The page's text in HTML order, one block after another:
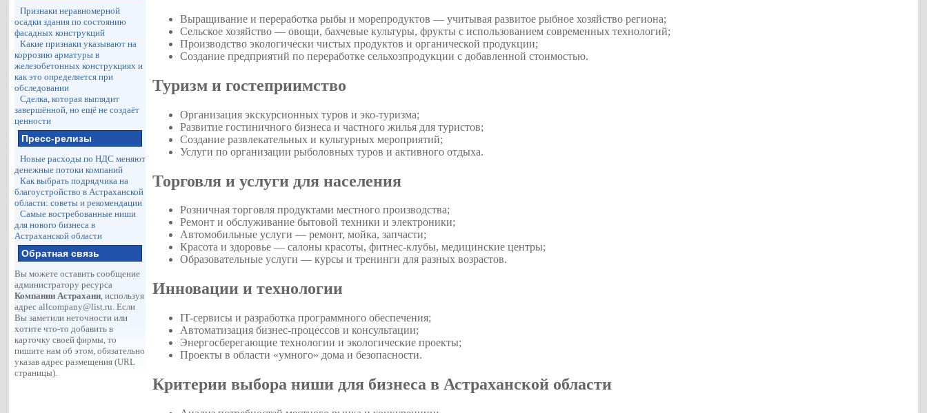
Признаки неравномерной
осадки здания по состоянию
фасадных конструкций
Какие признаки указывают на
коррозию арматуры в
железобетонных конструкциях и
как это определяется при
обследовании
Сделка, которая выглядит
завершённой, но ещё не создаёт
ценности
Пресс-релизы
Новые расходы по НДС меняют
денежные потоки компаний
Как выбрать подрядчика на
благоустройство в Астраханской
области: советы и рекомендации
Самые востребованные ниши
для нового бизнеса в
Астраханской области
Обратная связь
Вы можете оставить сообщение
администратору ресурса
Компании Астрахани, используя
адресallcompany@list.ru. Если
Вы заметили неточности или
хотите что-то добавить в
карточку своей фирмы, то
пишите нам об этом, обязательно
указав адрес размещения (URL
страницы).
Выращивание и переработка рыбы и морепродуктов — учитывая развитое рыбное хозяйство региона;
Сельское хозяйство — овощи, бахчевые культуры, фрукты с использованием современных технологий;
Производство экологически чистых продуктов и органической продукции;
Создание предприятий по переработке сельхозпродукции с добавленной стоимостью.
Туризм и гостеприимство
Организация экскурсионных туров и эко-туризма;
Развитие гостиничного бизнеса и частного жилья для туристов;
Создание развлекательных и культурных мероприятий;
Услуги по организации рыболовных туров и активного отдыха.
Торговля и услуги для населения
Розничная торговля продуктами местного производства;
Ремонт и обслуживание бытовой техники и электроники;
Автомобильные услуги — ремонт, мойка, запчасти;
Красота и здоровье — салоны красоты, фитнес-клубы, медицинские центры;
Образовательные услуги — курсы и тренинги для разных возрастов.
Инновации и технологии
IT-сервисы и разработка программного обеспечения;
Автоматизация бизнес-процессов и консультации;
Энергосберегающие технологии и экологические проекты;
Проекты в области «умного» дома и безопасности.
Критерии выбора ниши для бизнеса в Астраханской области